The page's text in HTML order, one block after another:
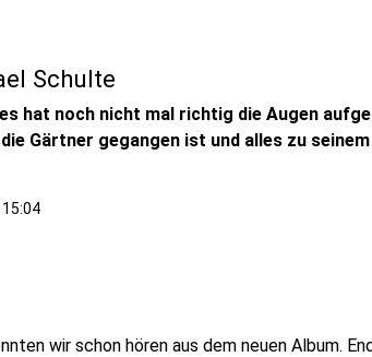
Schulte
hat noch nicht mal richtig die Augen
Gärtner gegangen ist und alles zu
wir schon hören aus dem neuen Album.